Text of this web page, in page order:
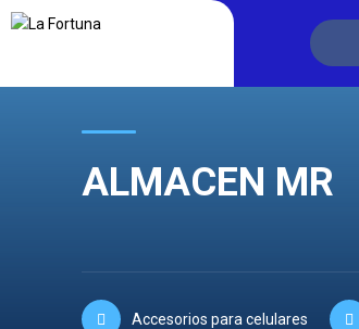
ALMACEN MR
Accesorios para celulares